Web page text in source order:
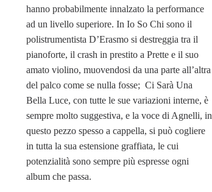
hanno probabilmente innalzato la performance
ad un livello superiore. In Io So Chi sono il
polistrumentista D’Erasmo si destreggia tra il
pianoforte, il crash in prestito a Prette e il suo
amato violino, muovendosi da una parte all’altra
del palco come se nulla fosse; Ci Sarà Una
Bella Luce, con tutte le sue variazioni interne, è
sempre molto suggestiva, e la voce di Agnelli, in
questo pezzo spesso a cappella, si può cogliere
in tutta la sua estensione graffiata, le cui
potenzialità sono sempre più espresse ogni
album che passa.